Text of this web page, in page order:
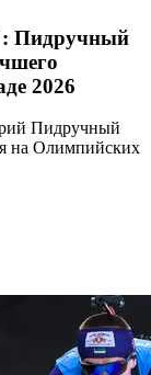
Пидручный
2026
Пидручный
на Олимпийских